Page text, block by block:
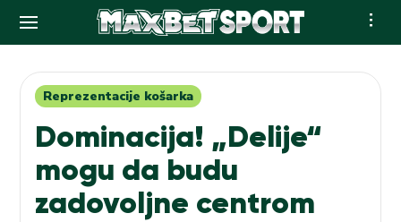
contentReprezentacije košarka
Dominacija! „Delije“
mogu da budu
zadovoljne centrom